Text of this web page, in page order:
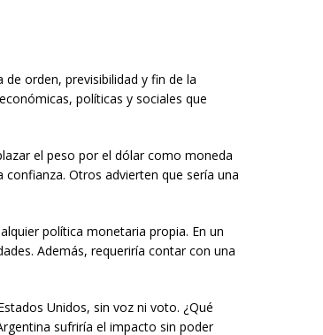
orden, previsibilidad y fin de la
políticas y sociales que
el peso por el dólar como moneda
Otros advierten que sería una
política monetaria propia. En un
Además, requeriría contar con una
Unidos, sin voz ni voto. ¿Qué
sufriría el impacto sin poder